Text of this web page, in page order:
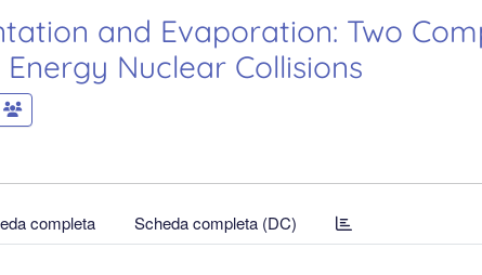
and Evaporation: Two
Nuclear Collisions
completa Scheda completa (DC)